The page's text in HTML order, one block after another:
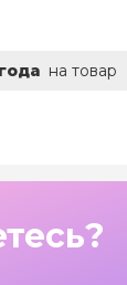
на товар